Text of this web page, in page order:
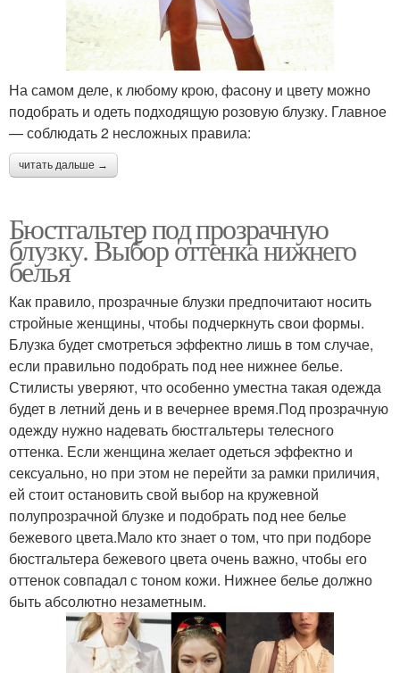
На самом деле, к любому крою, фасону и цвету можно
подобрать и одеть подходящую розовую блузку. Главное
— соблюдать 2 несложных правила:
читать дальше →
Бюстгальтер под прозрачную
блузку. Выбор оттенка нижнего
белья
Как правило, прозрачные блузки предпочитают носить
стройные женщины, чтобы подчеркнуть свои формы.
Блузка будет смотреться эффектно лишь в том случае,
если правильно подобрать под нее нижнее белье.
Стилисты уверяют, что особенно уместна такая одежда
будет в летний день и в вечернее время.Под прозрачную
одежду нужно надевать бюстгальтеры телесного
оттенка. Если женщина желает одеться эффектно и
сексуально, но при этом не перейти за рамки приличия,
ей стоит остановить свой выбор на кружевной
полупрозрачной блузке и подобрать под нее белье
бежевого цвета.Мало кто знает о том, что при подборе
бюстгальтера бежевого цвета очень важно, чтобы его
оттенок совпадал с тоном кожи. Нижнее белье должно
быть абсолютно незаметным.